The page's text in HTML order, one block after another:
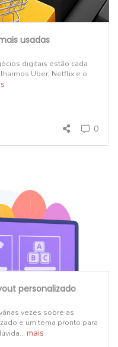
usadas
digitais estão cada
Uber, Netflix e o
0
personalizado
vezes sobre as
e um tema pronto para
mais